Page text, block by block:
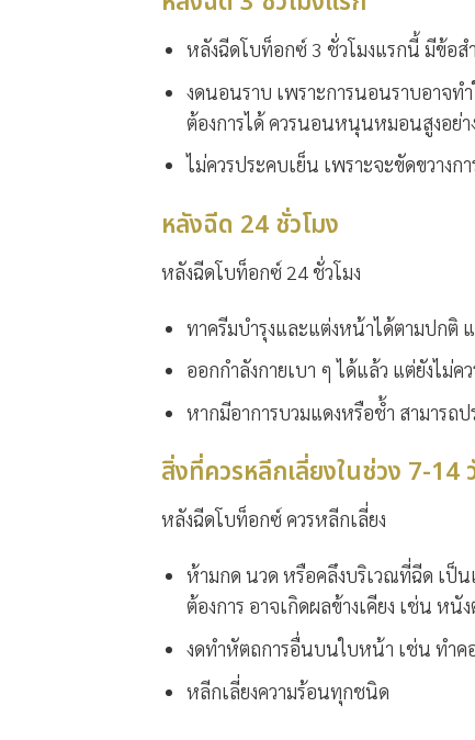
หลังฉีดโบท็อกซ์ 3 ชั่วโมงแรกนี้ มีข้อ
งดนอนราบ เพราะการนอนราบอาจท
ต้องการได้ ควรนอนหนุนหมอนสูงอย่า
ไม่ควรประคบเย็น เพราะจะขัดขวางก
หลังฉีด 24 ชั่วโมง
หลังฉีดโบท็อกซ์ 24 ชั่วโมง
ทาครีมบำรุงและแต่งหน้าได้ตามปกติ
ออกกำลังกายเบา ๆ ได้แล้ว แต่ยังไม่
หากมีอาการบวมแดงหรือช้ำ สามารถ
สิ่งที่ควรหลีกเลี่ยงในช่วง 7-14
หลังฉีดโบท็อกซ์ควรหลีกเลี่ยง
ห้ามกด นวด หรือคลึงบริเวณที่ฉีด เป็น
ต้องการ อาจเกิดผลข้างเคียง เช่น หนั
งดทำหัตถการอื่นบนใบหน้า เช่น ทำค
หลีกเลี่ยงความร้อนทุกชนิด